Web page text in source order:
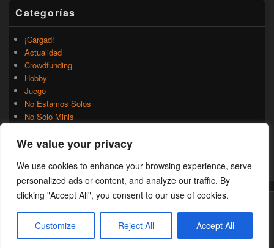
We value your privacy
We use cookies to enhance your browsing experience, serve
personalized ads or content, and analyze our traffic. By
clicking "Accept All", you consent to our use of cookies.
Customize Reject All Accept All
Categorías
¡Cargad!
Actualidad
Crowdfunding
Hobby
Juego
No Estamos Solos
No Solo Minis
Rumores
Uncategorized
Copyright © 2026 ¡Cargad!
. Todos los Derechos Reservados.